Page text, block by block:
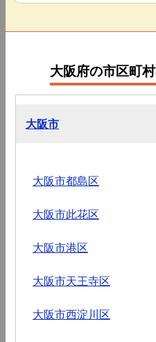
大阪府の市区町
大阪市
大阪市都島区
大阪市此花区
大阪市港区
大阪市天王寺区
大阪市西淀川区